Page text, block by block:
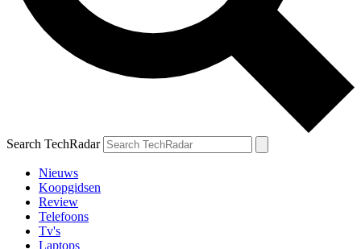
Search TechRadar
Nieuws
Koopgidsen
Review
Telefoons
Tv's
Laptops